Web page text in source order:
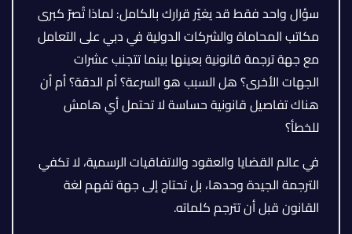
سؤال واحد فقط قد يغيّر قرارك بالكامل: لماذا تُصرّ كبرى
مكاتب المحاماة والشركات الدولية في دبي على التعامل
مع جهة ترجمة قانونية بعينها بينما تتجنب عشرات
الجهات الأخرى؟ هل السبب هو السرعة؟ أم الدقة؟ أم أن
هناك تفاصيل قانونية حساسة لا تحتمل أي هامش
للخطأ؟
في عالم القضايا والعقود والاتفاقيات الرسمية، لا تكفي
الترجمة الجيدة وحدها، بل تحتاج إلى جهة تفهم لغة
القانون قبل أن تترجم كلماته.